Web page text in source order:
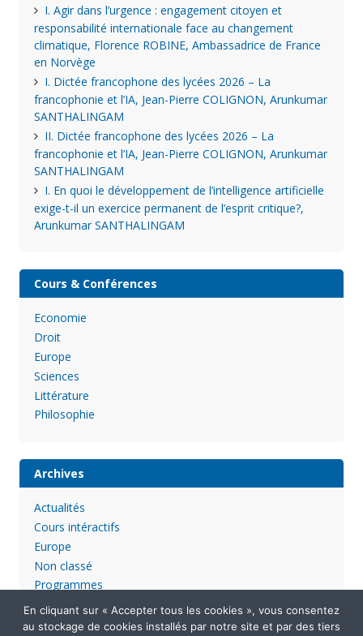
I. Agir dans l’urgence : engagement citoyen et
responsabilité internationale face au changement
climatique, Florence ROBINE, Ambassadrice de France
en Norvège
I. Dictée francophone des lycées 2026 – La
francophonie et l’IA, Jean-Pierre COLIGNON, Arunkumar
SANTHALINGAM
II. Dictée francophone des lycées 2026 – La
francophonie et l’IA, Jean-Pierre COLIGNON, Arunkumar
SANTHALINGAM
I. En quoi le développement de l’intelligence artificielle
exige-t-il un exercice permanent de l’esprit critique?,
Arunkumar SANTHALINGAM
Cours & Conférences
Economie
Droit
Europe
Sciences
Littérature
Philosophie
Archives
Actualités
Cours intéractifs
Europe
Non classé
Programmes
En cliquant sur « Accepter tous les cookies », vous consentez
au stockage de cookies installés par notre site et par des tiers